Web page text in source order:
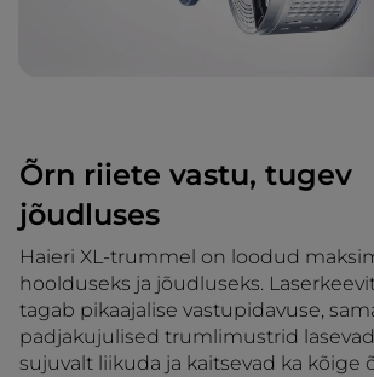
Õrn riiete vastu, tugev
jõudluses
Haieri XL-trummel on loodud
hoolduseks ja jõudluseks.
tagab pikaajalise vastupidavuse,
padjakujulised trumlimustrid
sujuvalt liikuda ja kaitsevad ka kõige